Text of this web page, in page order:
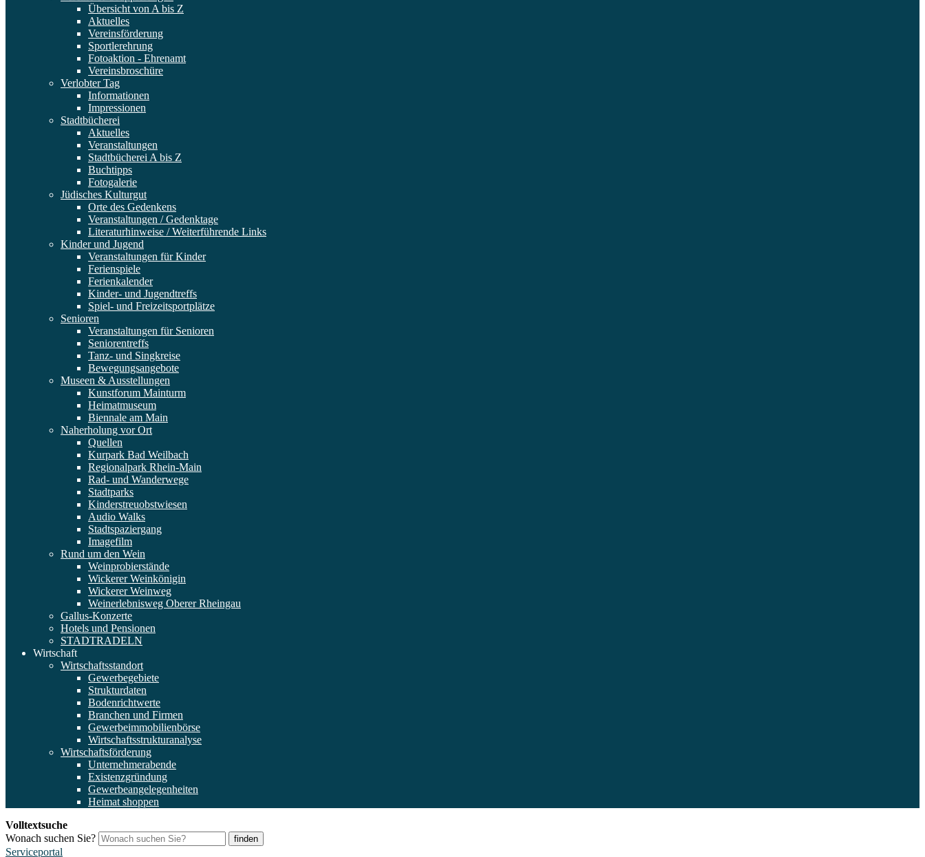
Übersicht von A bis Z
Aktuelles
Vereinsförderung
Sportlerehrung
Fotoaktion - Ehrenamt
Vereinsbroschüre
Verlobter Tag
Informationen
Impressionen
Stadtbücherei
Aktuelles
Veranstaltungen
Stadtbücherei A bis Z
Buchtipps
Fotogalerie
Jüdisches Kulturgut
Orte des Gedenkens
Veranstaltungen / Gedenktage
Literaturhinweise / Weiterführende Links
Kinder und Jugend
Veranstaltungen für Kinder
Ferienspiele
Ferienkalender
Kinder- und Jugendtreffs
Spiel- und Freizeitsportplätze
Senioren
Veranstaltungen für Senioren
Seniorentreffs
Tanz- und Singkreise
Bewegungsangebote
Museen & Ausstellungen
Kunstforum Mainturm
Heimatmuseum
Biennale am Main
Naherholung vor Ort
Quellen
Kurpark Bad Weilbach
Regionalpark Rhein-Main
Rad- und Wanderwege
Stadtparks
Kinderstreuobstwiesen
Audio Walks
Stadtspaziergang
Imagefilm
Rund um den Wein
Weinprobierstände
Wickerer Weinkönigin
Wickerer Weinweg
Weinerlebnisweg Oberer Rheingau
Gallus-Konzerte
Hotels und Pensionen
STADTRADELN
Wirtschaft
Wirtschaftsstandort
Gewerbegebiete
Strukturdaten
Bodenrichtwerte
Branchen und Firmen
Gewerbeimmobilienbörse
Wirtschaftsstrukturanalyse
Wirtschaftsförderung
Unternehmerabende
Existenzgründung
Gewerbeangelegenheiten
Heimat shoppen
Volltextsuche
Wonach suchen Sie?
finden
Serviceportal